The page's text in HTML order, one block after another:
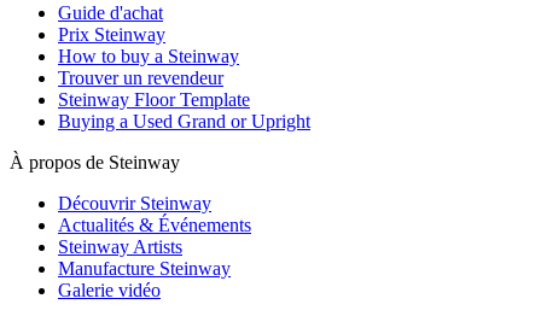
Guide d'achat
Prix Steinway
How to buy a Steinway
Trouver un revendeur
Steinway Floor Template
Buying a Used Grand or Upright
À propos de Steinway
Découvrir Steinway
Actualités & Événements
Steinway Artists
Manufacture Steinway
Galerie vidéo